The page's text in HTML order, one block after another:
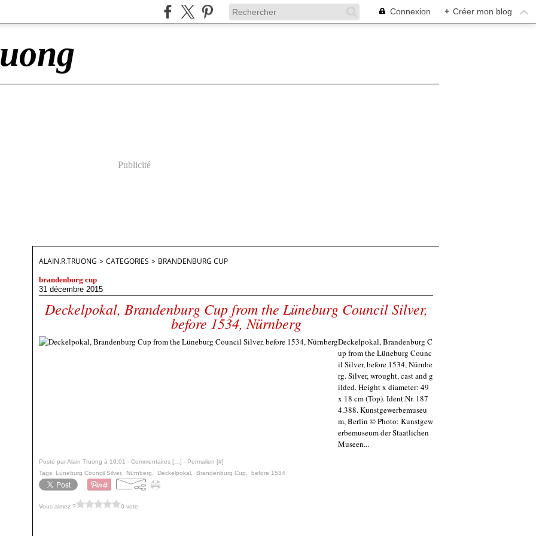
Connexion + Créer mon blog
Publicité
ALAIN.R.TRUONG > CATEGORIES > BRANDENBURG CUP
brandenburg cup
31 décembre 2015
Deckelpokal, Brandenburg Cup from the Lüneburg Council Silver,
before 1534, Nürnberg
Deckelpokal, Brandenburg C
up from the Lüneburg Counc
il Silver, before 1534, Nürnbe
rg. Silver, wrought, cast and g
ilded. Height x diameter: 49
x 18 cm (Top). Ident.Nr. 187
4.388. Kunstgewerbemuseu
m, Berlin © Photo: Kunstgew
erbemuseum der Staatlichen
Museen...
Posté par Alain Truong à 19:01 - Commentaires [ ] - Permalien [#]
Tags: Lüneburg Council Silver, Nürnberg Deckelpokal Brandenburg Cup before 1534
Vous aimez ? 0 vote